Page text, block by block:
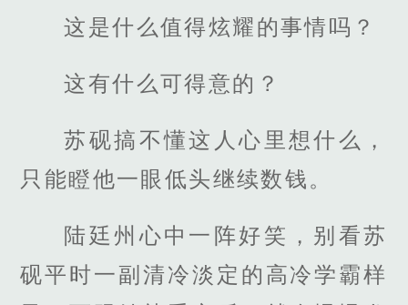
这是什么值得炫耀的事情吗？
这有什么可得意的？
苏砚搞不懂这人心里想什么，
只能瞪他一眼低头继续数钱。
陆廷州心中一阵好笑，别看苏
砚平时一副清冷淡定的高冷学霸样